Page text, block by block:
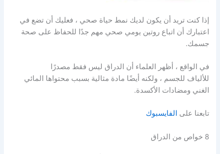
إذا كنت تريد أن يكون لديك نمط حياة صحي ، فعليك أن تضع في
اعتبارك أن اتباع روتين يومي صحي مهم جدًا للحفاظ على صحة
جسمك.
في الواقع ، أظهر العلماء أن الدراق ليس فقط مصدرًا
للألياف للجسم ، ولكنه أيضًا مادة مثالية بسبب محتواها المائي
الغني ومضادات الأكسدة.
تابعنا على الفايسبوك
8 خواص من الدراق